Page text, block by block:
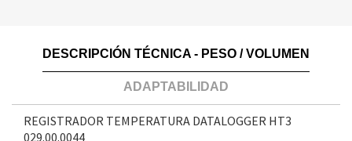
DESCRIPCIÓN TÉCNICA - PESO / VOLUMEN
ADAPTABILIDAD
REGISTRADOR TEMPERATURA DATALOGGER HT3
029.00.0044